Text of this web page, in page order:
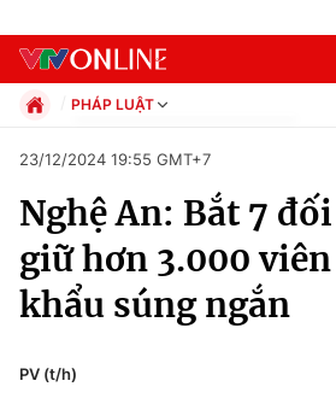
Chuyên mục
Chính trị
PHÁP LUẬT
Xã hội
Pháp luật
Kinh tế
Thể thao
Truyền hình
Văn hóa - Giải trí
23/12/2024 19:55 GMT+7
Nghệ An: Bắt 7
giữ hơn 3.000
khẩu súng ngắn
PV (t/h)